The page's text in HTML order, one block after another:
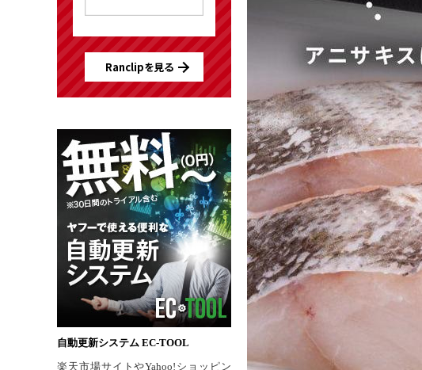
Ranclipを見る
自動更新システム EC-TOOL
楽天市場サイトやYahoo!ショッピン